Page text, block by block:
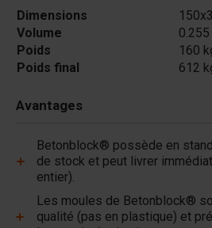
Dimensions
Volume
0.255
Poids
160
Poids final
612
Avantages
Betonblock® possède en
de stock et peut livrer
entier).
Les moules de Betonblock®
qualité (pas en plastique) et